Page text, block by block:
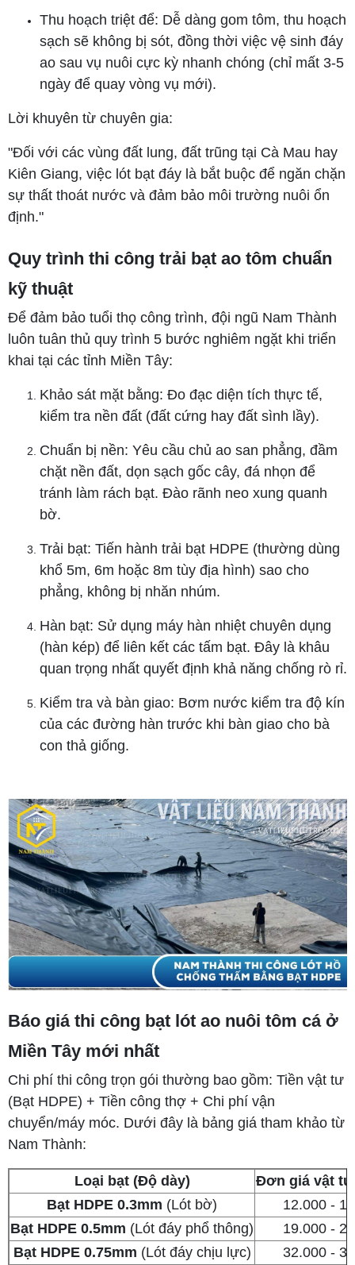
Thu hoạch triệt để: Dễ dàng gom tôm, thu hoạch
sạch sẽ không bị sót, đồng thời việc vệ sinh đáy
ao sau vụ nuôi cực kỳ nhanh chóng (chỉ mất 3-5
ngày để quay vòng vụ mới).
Lời khuyên từ chuyên gia:
"Đối với các vùng đất lung, đất trũng tại Cà Mau hay
Kiên Giang, việc lót bạt đáy là bắt buộc để ngăn chặn
sự thất thoát nước và đảm bảo môi trường nuôi ổn
định."
Quy trình thi công trải bạt ao tôm chuẩn
kỹ thuật
Để đảm bảo tuổi thọ công trình, đội ngũ Nam Thành
luôn tuân thủ quy trình 5 bước nghiêm ngặt khi triển
khai tại các tỉnh Miền Tây:
Khảo sát mặt bằng: Đo đạc diện tích thực tế,
kiểm tra nền đất (đất cứng hay đất sình lầy).
Chuẩn bị nền: Yêu cầu chủ ao san phẳng, đầm
chặt nền đất, dọn sạch gốc cây, đá nhọn để
tránh làm rách bạt. Đào rãnh neo xung quanh
bờ.
Trải bạt: Tiến hành trải bạt HDPE (thường dùng
khổ 5m, 6m hoặc 8m tùy địa hình) sao cho
phẳng, không bị nhăn nhúm.
Hàn bạt: Sử dụng máy hàn nhiệt chuyên dụng
(hàn kép) để liên kết các tấm bạt. Đây là khâu
quan trọng nhất quyết định khả năng chống rò rỉ.
Kiểm tra và bàn giao: Bơm nước kiểm tra độ kín
của các đường hàn trước khi bàn giao cho bà
con thả giống.
Báo giá thi công bạt lót ao nuôi tôm cá ở
Miền Tây mới nhất
Chi phí thi công trọn gói thường bao gồm: Tiền vật tư
(Bạt HDPE) + Tiền công thợ + Chi phí vận
chuyển/máy móc. Dưới đây là bảng giá tham khảo từ
Nam Thành:
Loại bạt (Độ dày)
Đơn giá vật tư
Bạt HDPE 0.3mm (Lót bờ)
12.000 -
Bạt HDPE 0.5mm (Lót đáy phổ thông)
19.000 -
Bạt HDPE 0.75mm (Lót đáy chịu lực) 32.000 -